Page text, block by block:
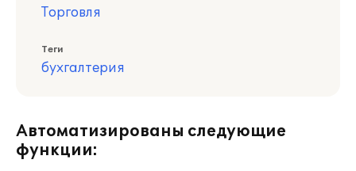
Торговля
Теги
бухгалтерия
Автоматизированы следующие
функции: